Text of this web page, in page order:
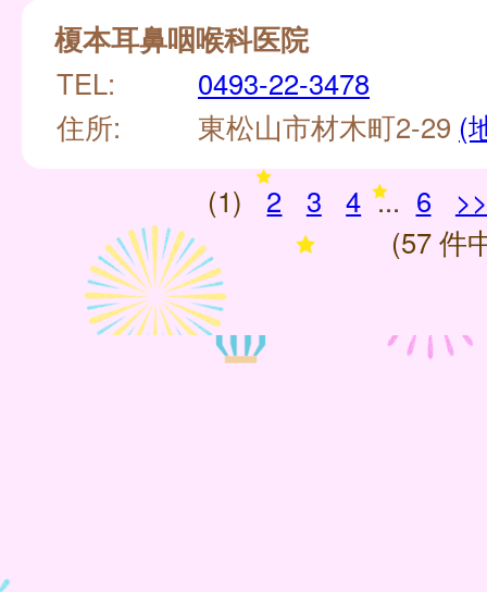
榎本耳鼻咽喉科医院
TEL:
0493-22-3478
住所:
東松山市材木町2-29 (
(1)
2 3 4 ... 6
>>
(57 件